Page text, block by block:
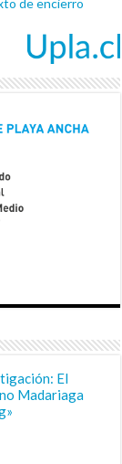
de encierro
El
Madariaga